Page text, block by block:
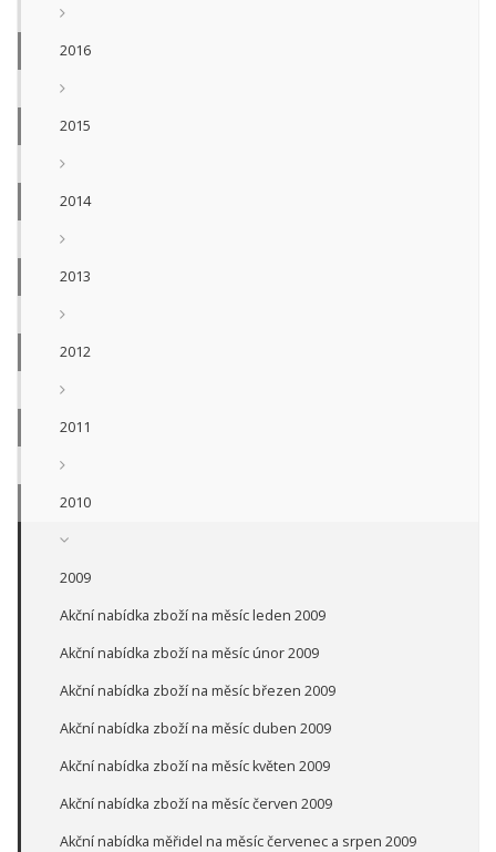
2016
2015
2014
2013
2012
2011
2010
2009
Akční nabídka zboží na měsíc leden 2009
Akční nabídka zboží na měsíc únor 2009
Akční nabídka zboží na měsíc březen 2009
Akční nabídka zboží na měsíc duben 2009
Akční nabídka zboží na měsíc květen 2009
Akční nabídka zboží na měsíc červen 2009
Akční nabídka měřidel na měsíc červenec a srpen 2009